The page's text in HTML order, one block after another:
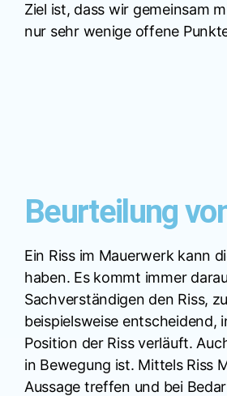
Ziel ist, dass wir gemeinsam
nur sehr wenige offene
Beurteilung
Ein Riss im Mauerwerk kann
haben. Es kommt immer
Sachverständigen den Riss,
beispielsweise entscheidend,
Position der Riss verläuft.
in Bewegung ist. Mittels Riss
Aussage treffen und bei